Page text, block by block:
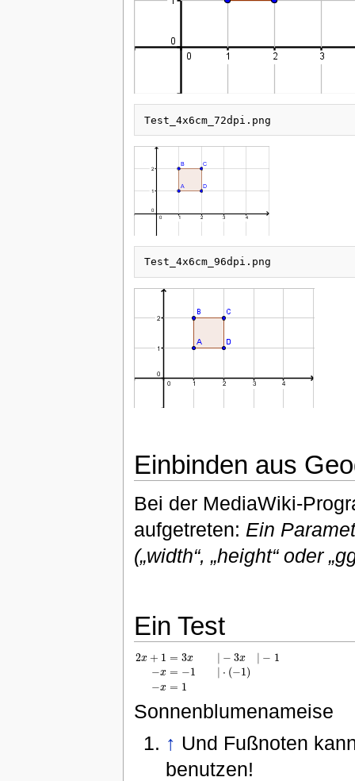
Einbinden aus
Bei der MediaWiki-
aufgetreten: Ein
(„width“, „height“ oder
Ein Test
2x + 1
−x
−x
= 3x
= −1
= 1
| − 3x | − 1
| ⋅ (−1)
x+1= 3x −3x| − 1| ⋅(−1)
Sonnenblumenameise
↑ Und Fußnoten
benutzen!